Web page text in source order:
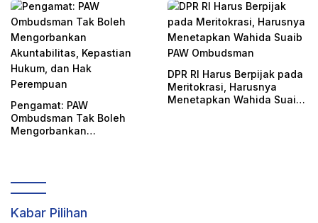
Pengamat: PAW
Ombudsman Tak Boleh
Mengorbankan
DPR RI Harus Berpijak pada
Meritokrasi, Harusnya
Menetapkan Wahida Suaib
Kabar Pilihan